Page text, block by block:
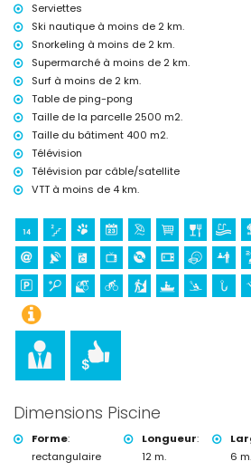
musée (Histórico de Jávea), église (Virgen
ruine (Pueblo Histórico, Jávea), monument
bâtiment architectural (Pueblo Histórico,
(Histórico et Jávea) (à moins de 5
château (Portal de la Vila et Denia) (à
l'hébergement)
Sports
tennis, VTT, cyclisme, escalade, canoë,
avec tuba, surf, planche à voile et ski
kilomètres de la villa)
golf (Club de Golf de Jávea) et équitation
Serviettes
Ski nautique à moins de 2 km.
Snorkeling à moins de 2 km.
Supermarché à moins de 2 km.
Surf à moins de 2 km.
Table de ping-pong
Taille de la parcelle 2500 m2.
Taille du bâtiment 400 m2.
Télévision
Télévision par câble/satellite
VTT à moins de 4 km.
Dimensions Piscine
Forme:
rectangulaire
Longueur:
12 m.
6 m.